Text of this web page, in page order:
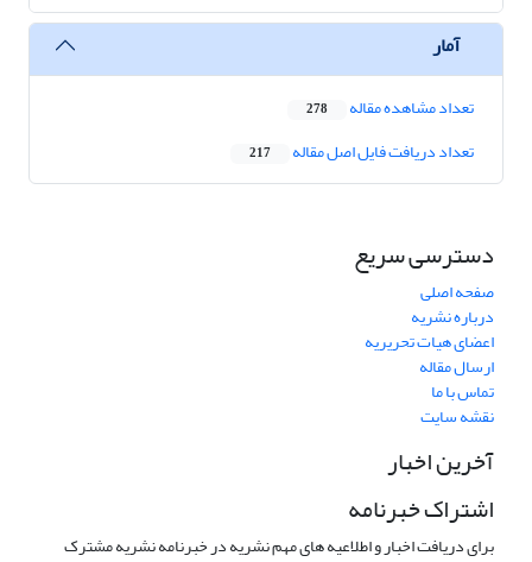
آمار
تعداد مشاهده مقاله 278
تعداد دریافت فایل اصل مقاله 217
دسترسی سریع
صفحه اصلی
درباره نشریه
اعضای هیات تحریریه
ارسال مقاله
تماس با ما
نقشه سایت
آخرین اخبار
اشتراک خبرنامه
برای دریافت اخبار و اطلاعیه های مهم نشریه در خبرنامه نشریه مشترک